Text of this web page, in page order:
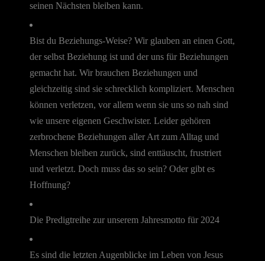
seinen Nächsten bleiben kann.
Bist du Beziehungs-Weise? Wir glauben an einen Gott,
der selbst Beziehung ist und der uns für Beziehungen
gemacht hat. Wir brauchen Beziehungen und
gleichzeitig sind sie schrecklich kompliziert. Menschen
können verletzen, vor allem wenn sie uns so nah sind
wie unsere eigenen Geschwister. Leider gehören
zerbrochene Beziehungen aller Art zum Alltag und
Menschen bleiben zurück, sind enttäuscht, frustriert
und verletzt. Doch muss das so sein? Oder gibt es
Hoffnung?
Die Predigtreihe zur unserem Jahresmotto für 2024
Es sind die letzten Augenblicke im Leben von Jesus